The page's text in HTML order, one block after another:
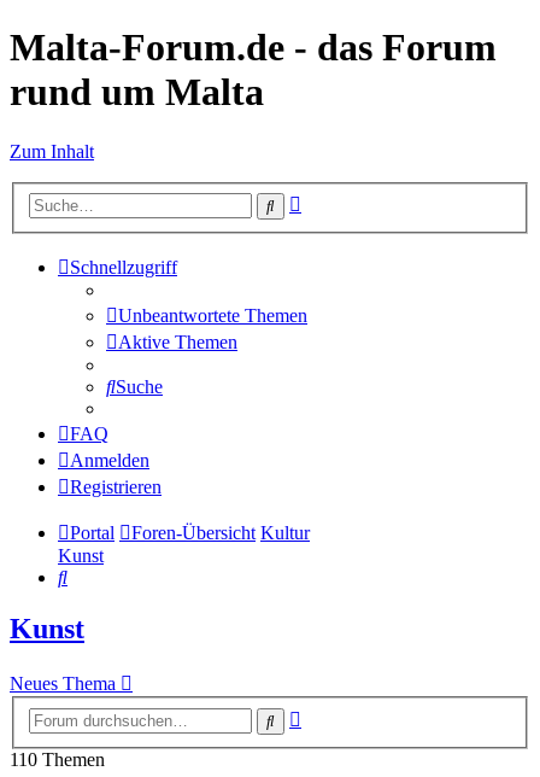
Malta-Forum.de - das Forum
rund um Malta
Zum Inhalt
Suche
Schnellzugriff
Unbeantwortete Themen
Aktive Themen
Suche
FAQ
Anmelden
Registrieren
Portal Foren-Übersicht Kultur
Kunst
Suche
Kunst
Neues Thema
Suche
110 Themen